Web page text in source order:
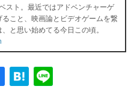
スト。最近ではアドベンチャーゲ
こと、映画論とビデオゲームを繋
と思い始めてる今日この頃。